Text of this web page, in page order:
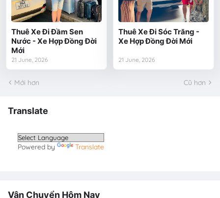
Thuê Xe Đi Đầm Sen
Nước - Xe Hợp Đồng Đời
Mới
21 June, 2026
Thuê Xe Đi Sóc Trăng -
Xe Hợp Đồng Đời Mới
21 June, 2026
Mới hơn Cũ hơn
Translate
Powered by Translate
Vận Chuyển Hôm Nay